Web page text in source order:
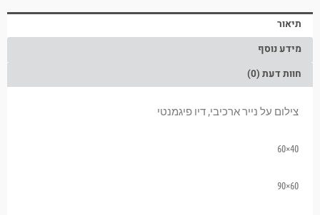
תיאור
מידע נוסף
חוות דעת (0)
צילום על נייר ארכיבי, דיו פיגמנטי
40×60
60×90